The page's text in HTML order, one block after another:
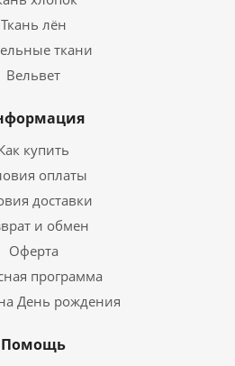
Ткань лён
ткани
Вельвет
купить
оплаты
доставки
и обмен
Оферта
программа
День рождения
Помощь